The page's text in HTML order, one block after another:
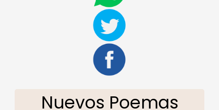
Nuevos Poemas